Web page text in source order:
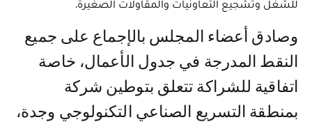
للشغل وتشجيع التعاونيات والمقاولات الصغيرة.
وصادق أعضاء المجلس بالإجماع على جميع
النقط المدرجة في جدول الأعمال، خاصة
اتفاقية للشراكة تتعلق بتوطين شركة
بمنطقة التسريع الصناعي التكنولوجي وجدة،